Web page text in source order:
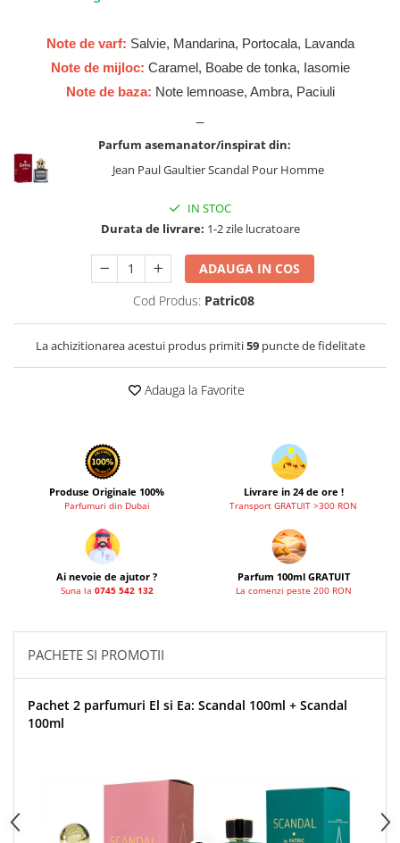
Cadouri pentru EL
Cadouri pentru EA
Al Fakhr Perfumes
Al Wataniah
Ard al Zaafaran
Fariis
French Avenue
Grandeur Elite
Jenny Glow
Lattafa Pride
Rave
Zaien
Note de varf: Salvie, Mandarina, Portocala, Lavanda
Note de mijloc: Caramel, Boabe de tonka, Iasomie
Note de baza: Note lemnoase, Ambra, Paciuli
Parfum asemanator/inspirat din:
Jean Paul Gaultier Scandal Pour Homme
IN STOC
Durata de livrare: 1-2 zile lucratoare
ADAUGA IN COS
Cod Produs: Patric08
La achizitionarea acestui produs primiti59puncte de fidelitate
Adauga la Favorite
Produse Originale 100%
Parfumuri din Dubai
Livrare in 24 de ore !
Transport GRATUIT >300 RON
Ai nevoie de ajutor ?
Suna la 0745 542 132
Parfum 100ml GRATUIT
La comenzi peste 200 RON
PACHETE SI PROMOTII
Pachet 2 parfumuri El si Ea: Scandal 100ml + Scandal
100ml